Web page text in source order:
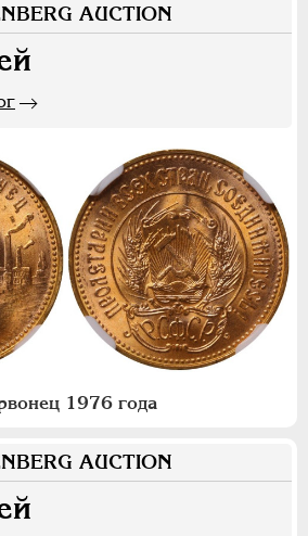
AUCTION
1976 года
AUCTION